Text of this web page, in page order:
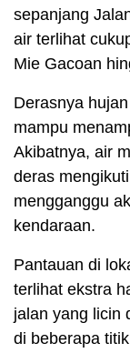
sepanjang
air terlihat
Mie Gacoan
Derasnya
mampu
Akibatnya, air
deras
mengganggu
kendaraan.
Pantauan di
terlihat ekstra
jalan yang licin
di beberapa